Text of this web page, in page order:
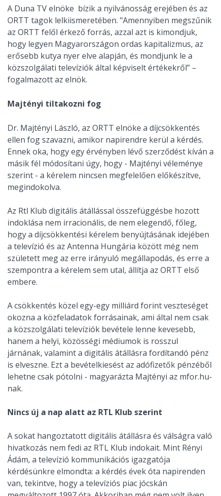
A Duna TV elnöke bízik a nyilvánosság erejében és az
ORTT tagok lelkiismeretében. "Amennyiben megszűnik
az ORTT felől érkező forrás, azzal azt is kimondjuk,
hogy legyen Magyarországon ordas kapitalizmus, az
erősebb kutya nyer elve alapján, és mondjunk le a
közszolgálati televíziók által képviselt értékekről” –
fogalmazott az elnök.
Majtényi tiltakozni fog
Dr. Majtényi László, az ORTT elnöke a díjcsökkentés
ellen fog szavazni, amikor napirendre kerül a kérdés.
Ennek oka, hogy egy érvényben lévő szerződést kíván a
másik fél módosítani úgy, hogy - Majtényi véleménye
szerint - a kérelem nincsen megfelelően előkészítve,
megindokolva.
Az Rtl Klub digitális átállással összefüggésbe hozott
indoklása nem irracionális, de nem elegendő, főleg,
hogy a díjcsökkentési kérelem benyújtásának idejében
a televízió és az Antenna Hungária között még nem
született meg az erre irányuló megállapodás, és erre a
szempontra a kérelem sem utal, állítja az ORTT első
embere.
A csökkentés közel egy-egy milliárd forint veszteséget
okozna a közfeladatok forrásainak, ami által nem csak
a közszolgálati televíziók bevétele lenne kevesebb,
hanem a helyi, közösségi médiumok is rosszul
járnának, valamint a digitális átállásra fordítandó pénz
is elveszne. Ezt a bevételkiesést az adófizetők pénzéből
lehetne csak pótolni - magyarázta Majtényi az mfor.hu-
nak.
Nincs új a nap alatt az RTL Klub szerint
A sokat hangoztatott digitális átállásra és válságra való
hivatkozás nem fedi az RTL Klub indokait. Mint Rényi
Ádám, a televízió kommunikációs igazgatója
kérdésünkre elmondta: a kérdés évek óta napirenden
van, tekintve, hogy a televíziós piac jócskán